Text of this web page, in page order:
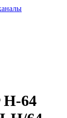
64